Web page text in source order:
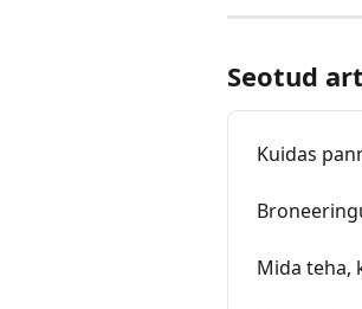
Seotud
Kuidas
Mida teha,